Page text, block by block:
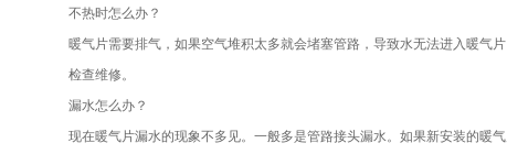
不热时怎么办？
暖气片需要排气，如果空气堆积太多就会堵塞管路，导致水无法进入暖气
检查维修。
漏水怎么办？
现在暖气片漏水的现象不多见。一般多是管路接头漏水。如果新安装的暖